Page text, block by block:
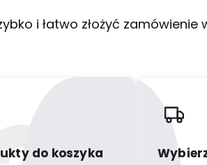
i łatwo złożyć
do koszyka